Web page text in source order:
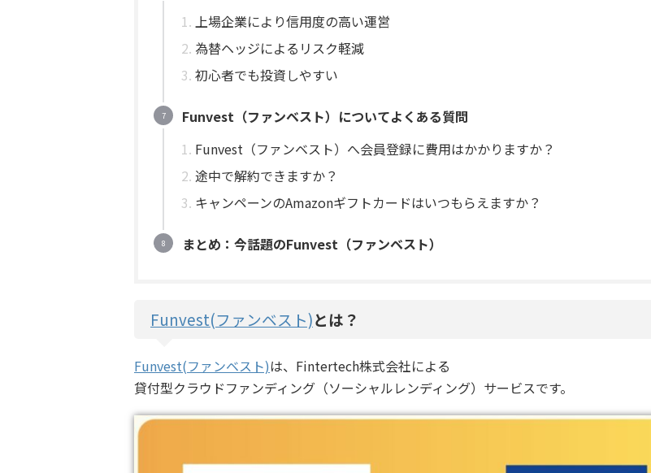
上場企業により信用度の高い運営
為替ヘッジによるリスク軽減
初心者でも投資しやすい
Funvest（ファンベスト）についてよくある質問
Funvest（ファンベスト）へ会員登録に費用はかかりますか？
途中で解約できますか？
キャンペーンのAmazonギフトカードはいつもらえますか？
まとめ：今話題のFunvest（ファンベスト）
Funvest(ファンベスト)とは？
Funvest(ファンベスト)は、Fintertech株式会社による
貸付型クラウドファンディング（ソーシャルレンディング）サービスです。